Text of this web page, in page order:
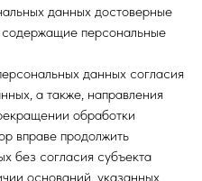
данных достоверные
персональные
данных согласия
а также, направления
обработки
вправе продолжить
без согласия субъекта
оснований, указанных